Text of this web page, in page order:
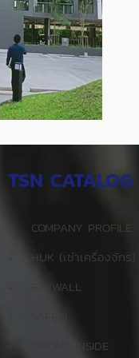
TSN CATALOG
COMPANY PROFILE
HUK (เช่าเครื่องจักร)
• EZYWALL
INKOME INSIDE